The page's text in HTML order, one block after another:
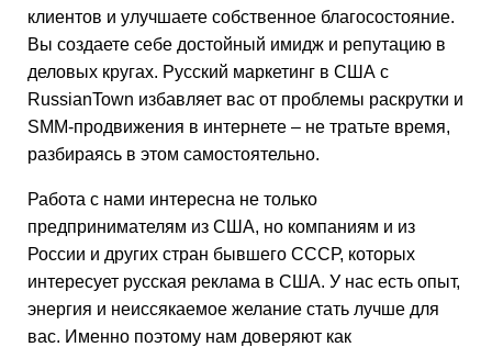
клиентов и улучшаете собственное благосостояние.
Вы создаете себе достойный имидж и репутацию в
деловых кругах. Русский маркетинг в США с
RussianTown избавляет вас от проблемы раскрутки и
SMM-продвижения в интернете – не тратьте время,
разбираясь в этом самостоятельно.
Работа с нами интересна не только
предпринимателям из США, но компаниям и из
России и других стран бывшего СССР, которых
интересует русская реклама в США. У нас есть опыт,
энергия и неиссякаемое желание стать лучше для
вас. Именно поэтому нам доверяют как